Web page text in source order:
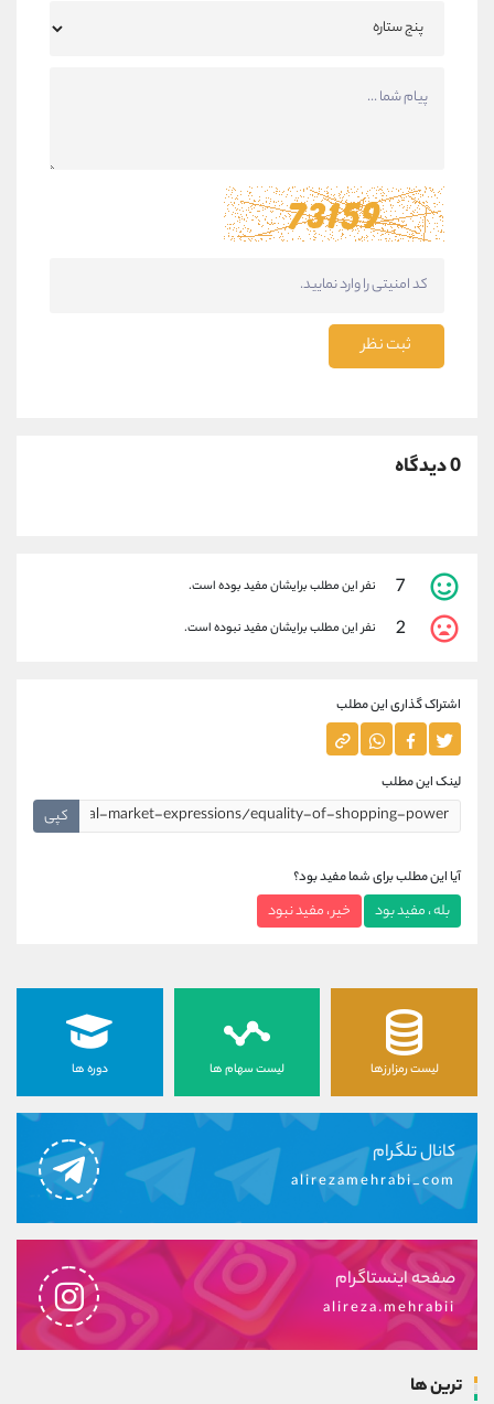
ثبت نظر
0 دیدگاه
7 نفر این مطلب برایشان مفید بوده است.
2 نفر این مطلب برایشان مفید نبوده است.
اشتراک گذاری این مطلب
لینک این مطلب
کپی
آیا این مطلب برای شما مفید بود؟
بله ، مفید بود خیر ، مفید نبود
لیست رمزارزها لیست سهام ها دوره ها
کانال تلگرام
alirezamehrabi_com
صفحه اینستاگرام
alireza.mehrabii
ترین ها